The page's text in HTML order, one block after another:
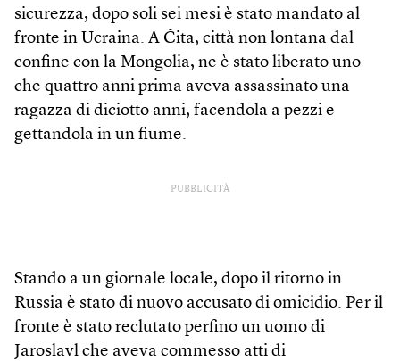
sicurezza, dopo soli sei mesi è stato mandato al
fronte in Ucraina. A Čita, città non lontana dal
confine con la Mongolia, ne è stato liberato uno
che quattro anni prima aveva assassinato una
ragazza di diciotto anni, facendola a pezzi e
gettandola in un fiume.
PUBBLICITÀ
Stando a un giornale locale, dopo il ritorno in
Russia è stato di nuovo accusato di omicidio. Per il
fronte è stato reclutato perfino un uomo di
Jaroslavl che aveva commesso atti di